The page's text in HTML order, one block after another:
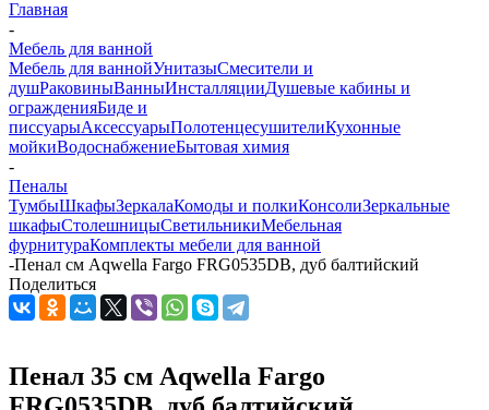
Главная
-
Мебель для ванной
Мебель для ваннойУнитазыСмесители и
душРаковиныВанныИнсталляцииДушевые кабины и
огражденияБиде и
писсуарыАксессуарыПолотенцесушителиКухонные
мойкиВодоснабжениеБытовая химия
-
Пеналы
ТумбыШкафыЗеркалаКомоды и полкиКонсолиЗеркальные
шкафыСтолешницыСветильникиМебельная
фурнитураКомплекты мебели для ванной
-Пенал см Aqwella Fargo FRG0535DB, дуб балтийский
Поделиться
Пенал 35 см Aqwella Fargo